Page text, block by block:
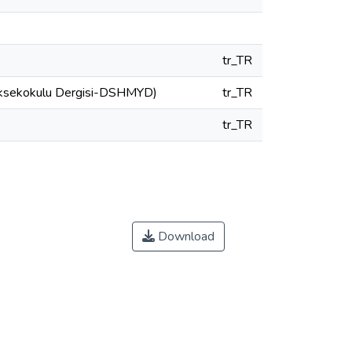
tr_TR
Dergisi-DSHMYD)
tr_TR
tr_TR
Download